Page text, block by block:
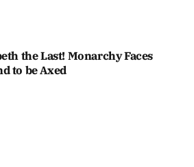
the Last! Monarchy Faces
to be Axed